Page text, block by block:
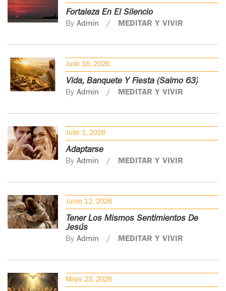
Fortaleza En El Silencio
By Admin MEDITAR Y VIVIR
Julio 16, 2026
Vida, Banquete Y Fiesta (Salmo 63)
By Admin MEDITAR Y VIVIR
Julio 1, 2026
Adaptarse
By Admin MEDITAR Y VIVIR
Junio 12, 2026
Tener Los Mismos Sentimientos De
Jesús
By Admin MEDITAR Y VIVIR
Mayo 23, 2026